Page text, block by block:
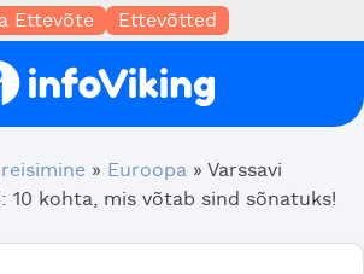
Ettevõte Ettevõtted
» Euroopa » Varssavi
10 kohta, mis võtab sind sõnatuks!